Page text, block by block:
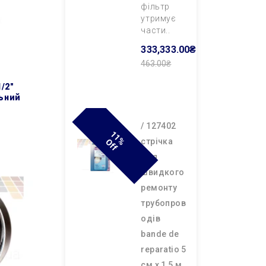
фільтр
утримує
части..
333,333.00₴
463.00₴
1
1
% O
F
F
/ 127402
cтрічка
для
швидкого
ремонту
трубопров
одів
bande de
reparatio 5